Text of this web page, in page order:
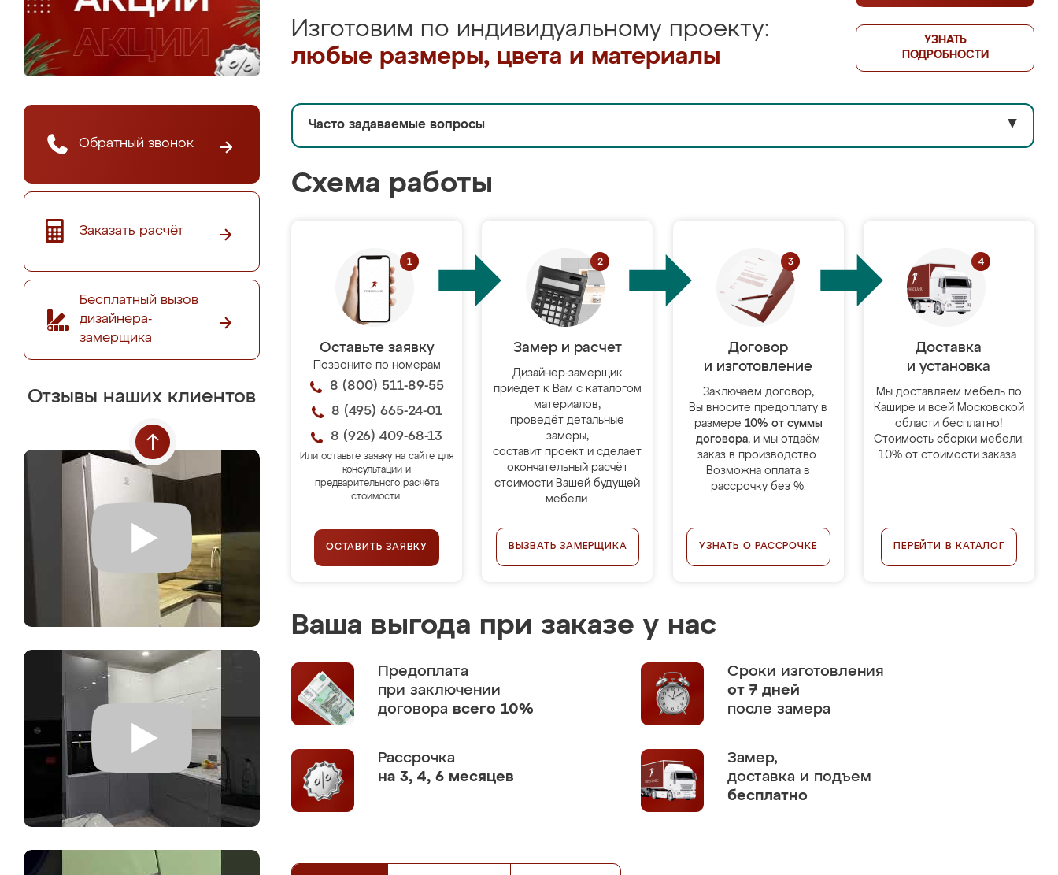
Обратный звонок
Заказать расчёт
Бесплатный вызов
дизайнера-
замерщика
Отзывы наших клиентов
Изготовим по индивидуальному проекту:
любые размеры, цвета и материалы
УЗНАТЬ
ПОДРОБНОСТИ
Часто задаваемые вопросы ▼
Схема работы
Оставьте заявку
Позвоните по номерам
8 (800) 511-89-55
8 (495) 665-24-01
8 (926) 409-68-13
Или оставьте заявку на сайте для
консультации и
предварительного расчёта
стоимости.
ОСТАВИТЬ ЗАЯВКУ
Замер и расчет
Дизайнер-замерщик
приедет к Вам с каталогом
материалов,
проведёт детальные
замеры,
составит проект и сделает
окончательный расчёт
стоимости Вашей будущей
мебели.
ВЫЗВАТЬ ЗАМЕРЩИКА
Договор
и изготовление
Заключаем договор,
Вы вносите предоплату в
размере 10% от суммы
договора, и мы отдаём
заказ в производство.
Возможна оплата в
рассрочку без %.
УЗНАТЬ О РАССРОЧКЕ
Доставка
и установка
Мы доставляем мебель по
Кашире и всей Московской
области бесплатно!
Стоимость сборки мебели:
10% от стоимости заказа.
ПЕРЕЙТИ В КАТАЛОГ
Ваша выгода при заказе у нас
Предоплата
при заключении
договора всего 10%
Сроки изготовления
от 7 дней
после замера
Рассрочка
на 3, 4, 6 месяцев
Замер,
доставка и подъем
бесплатно